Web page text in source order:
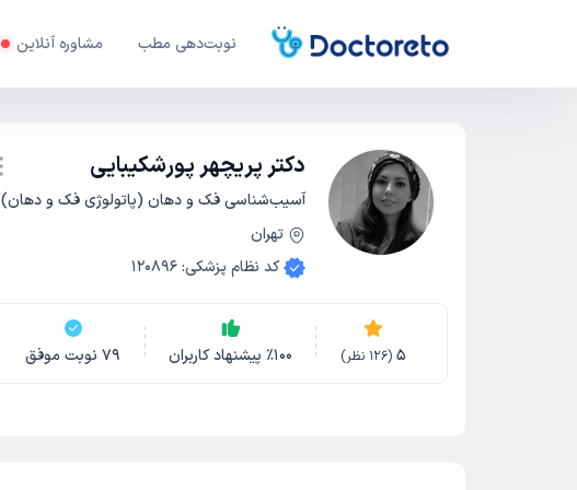
نوبت‌دهی مطب مشاوره آنلاین
دکتر پریچهر پورشکیبایی
آسیب‌شناسی فک و دهان (پاتولوژی فک و دهان)
تهران
کد نظام پزشکی:
120896
5
(
126 نظر) ٪100 پیشنهاد کاربران 79 نوبت موفق